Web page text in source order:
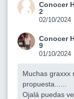
Conocer
2
02/10/2024
Conocer
9
01/10/2024
Muchas graxxx
propuesta......
Ojalá puedas